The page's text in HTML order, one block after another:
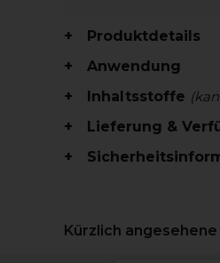
Produktdetails
Anwendung
Inhaltsstoffe
Lieferung &
Kürzlich